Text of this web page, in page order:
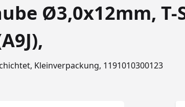
Ø3,0x12mm,
Kleinverpackung, 1191010300123